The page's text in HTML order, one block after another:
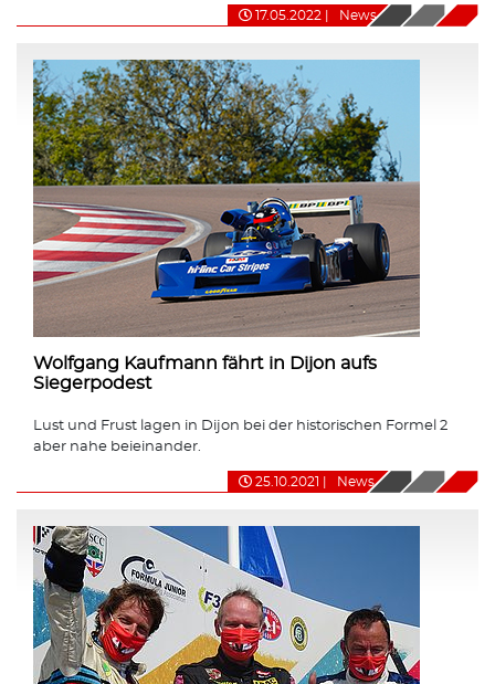
17.05.2022 News
Wolfgang Kaufmann fährt in Dijon aufs
Siegerpodest
Lust und Frust lagen in Dijon bei der historischen Formel 2
aber nahe beieinander.
25.10.2021 News